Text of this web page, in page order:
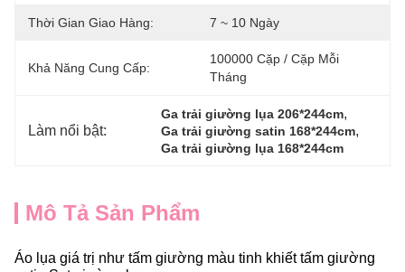
Thời Gian Giao Hàng: 7 ~ 10 Ngày
Khả Năng Cung Cấp:
100000 Cặp / Cặp Mỗi
Tháng
Làm nổi bật:
Ga trải giường lụa 206*244cm,
Ga trải giường satin 168*244cm,
Ga trải giường lụa 168*244cm
Mô Tả Sản Phẩm
Áo lụa giá trị như tấm giường màu tinh khiết tấm giường